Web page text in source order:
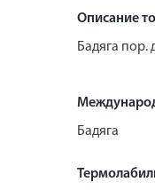
Описание
Бадяга пор.
Бадяга